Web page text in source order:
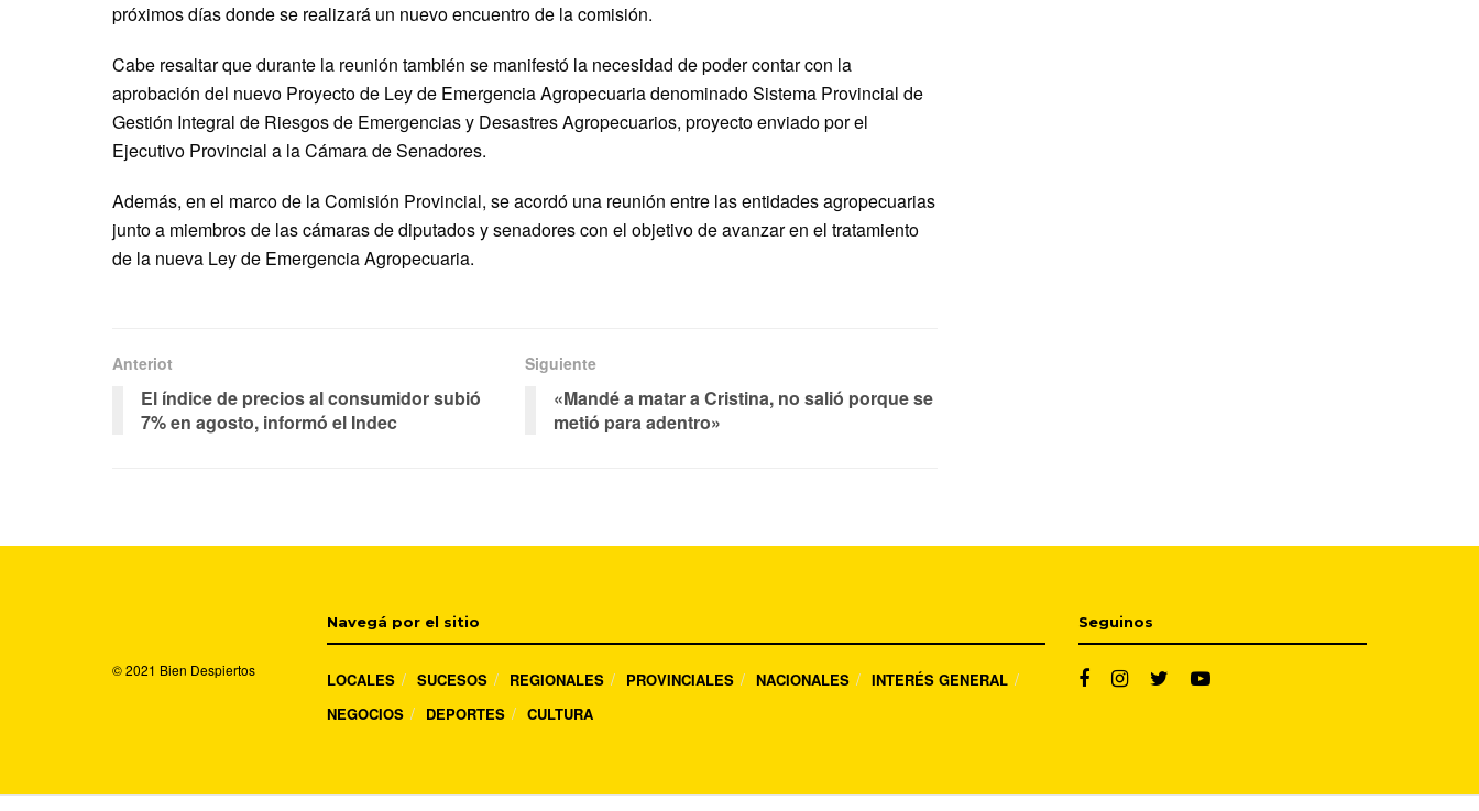
próximos días donde se realizará un nuevo encuentro de la comisión.
Cabe resaltar que durante la reunión también se manifestó la necesidad de poder contar con la
aprobación del nuevo Proyecto de Ley de Emergencia Agropecuaria denominado Sistema Provincial de
Gestión Integral de Riesgos de Emergencias y Desastres Agropecuarios, proyecto enviado por el
Ejecutivo Provincial a la Cámara de Senadores.
Además, en el marco de la Comisión Provincial, se acordó una reunión entre las entidades agropecuarias
junto a miembros de las cámaras de diputados y senadores con el objetivo de avanzar en el tratamiento
de la nueva Ley de Emergencia Agropecuaria.
Anteriot
El índice de precios al consumidor subió
7% en agosto, informó el Indec
Siguiente
«Mandé a matar a Cristina, no salió porque se
metió para adentro»
© 2021 Bien Despiertos
Navegá por el sitio
LOCALES SUCESOS REGIONALES PROVINCIALES NACIONALES
INTERÉS GENERAL
NEGOCIOS
DEPORTES CULTURA
Seguinos